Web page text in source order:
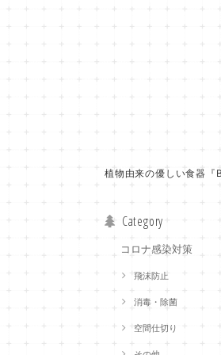
植物由来の優しい食器『
Category
コロナ感染対策
飛沫防止
消毒・除菌
空間仕切り